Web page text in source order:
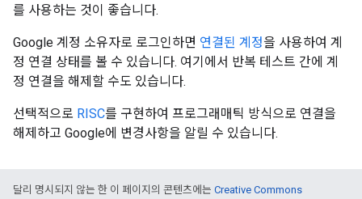
를 사용하는 것이 좋습니다.
Google 계정 소유자로 로그인하면 연결된 계정을 사용하여 계
정 연결 상태를 볼 수 있습니다. 여기에서 반복 테스트 간에 계
정 연결을 해제할 수도 있습니다.
선택적으로 RISC를 구현하여 프로그래매틱 방식으로 연결을
해제하고 Google에 변경사항을 알릴 수 있습니다.
달리 명시되지 않는 한 이 페이지의 콘텐츠에는 Creative Commons